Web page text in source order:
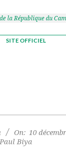
la République du
SITE OFFICIEL
On: 10
Paul Biya